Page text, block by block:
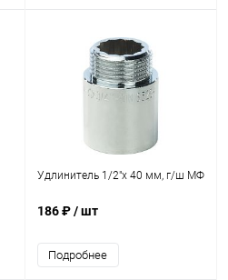
Удлинитель 1/2"х 40 мм, г/ш МФ
186 ₽/ шт
Подробнее